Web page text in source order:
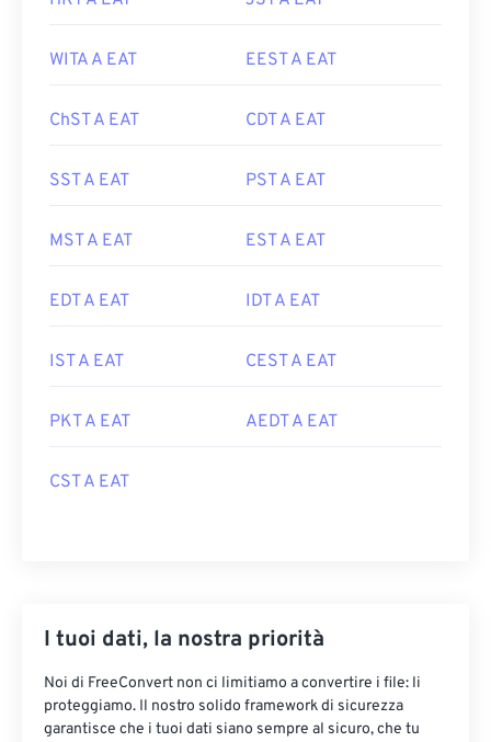
WITA A EAT EEST A EAT
ChST A EAT CDT A EAT
SST A EAT PST A EAT
MST A EAT EST A EAT
EDT A EAT IDT A EAT
IST A EAT CEST A EAT
PKT A EAT AEDT A EAT
CST A EAT
I tuoi dati, la nostra priorità
Noi di FreeConvert non ci limitiamo a convertire i file: li
proteggiamo. Il nostro solido framework di sicurezza
garantisce che i tuoi dati siano sempre al sicuro, che tu